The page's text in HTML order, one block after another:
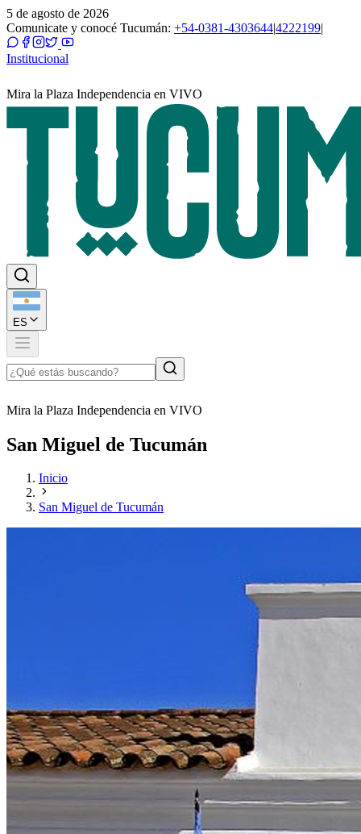
5 de agosto de 2026
Comunicate y conocé Tucumán: +54-0381-4303644|4222199|
Institucional
Mira la Plaza Independencia en VIVO
ES
Mira la Plaza Independencia en VIVO
San Miguel de Tucumán
Inicio
San Miguel de Tucumán